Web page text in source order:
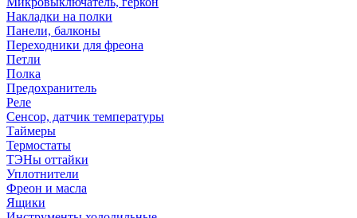
Накладки на полки
Панели, балконы
Переходники для фреона
Петли
Полка
Предохранитель
Реле
Сенсор, датчик температуры
Таймеры
Термостаты
ТЭНы оттайки
Уплотнители
Фреон и масла
Ящики